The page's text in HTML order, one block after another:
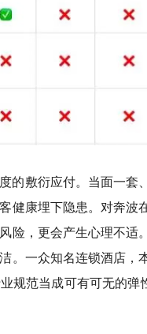
的敷衍应付。当面一
健康埋下隐患。对奔
险，更会产生心理不
。一众知名连锁酒店
规范当成可有可无的